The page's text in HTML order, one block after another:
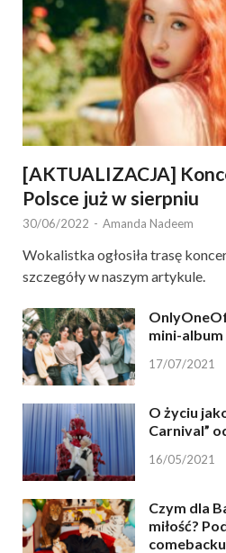
[AKTUALIZACJA]
Polsce już w sierpniu
30/06/2022 - Amanda Nadeem
Wokalistka ogłosiła trasę
szczegóły w naszym artykule.
mini-album
17/07/2021
O życiu
Carnival”
16/05/2021
Czym dla
miłość?
comebacku